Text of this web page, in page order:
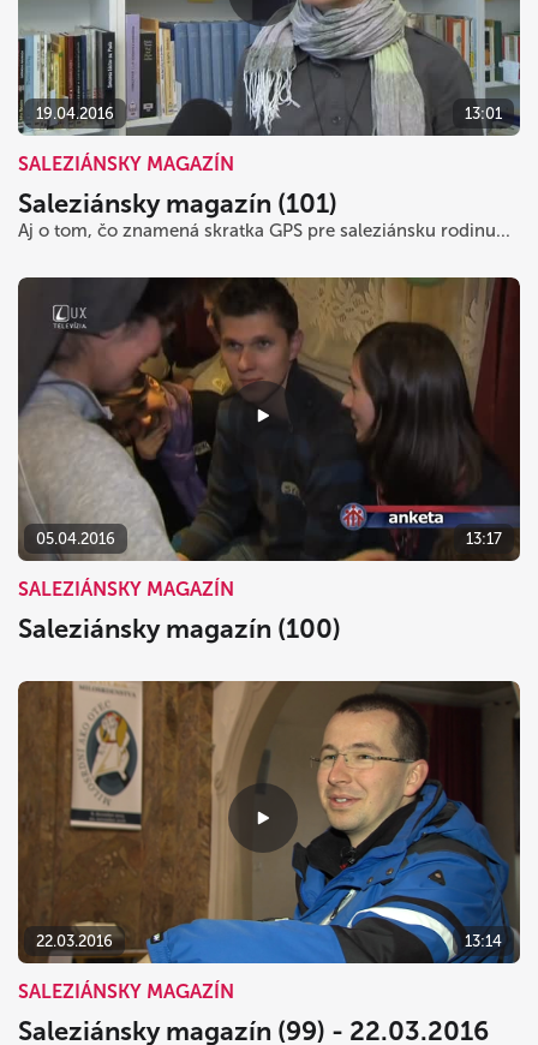
19.04.2016 13:01
SALEZIÁNSKY MAGAZÍN
Saleziánsky magazín (101)
Aj o tom, čo znamená skratka GPS pre saleziánsku rodinu...
05.04.2016 13:17
SALEZIÁNSKY MAGAZÍN
Saleziánsky magazín (100)
22.03.2016 13:14
SALEZIÁNSKY MAGAZÍN
Saleziánsky magazín (99) - 22.03.2016